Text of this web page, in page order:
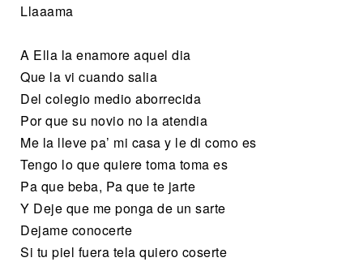
Llaaama
A Ella la enamore aquel dia
Que la vi cuando salia
Del colegio medio aborrecida
Por que su novio no la atendia
Me la lleve pa’ mi casa y le di como es
Tengo lo que quiere toma toma es
Pa que beba, Pa que te jarte
Y Deje que me ponga de un sarte
Dejame conocerte
Si tu piel fuera tela quiero coserte